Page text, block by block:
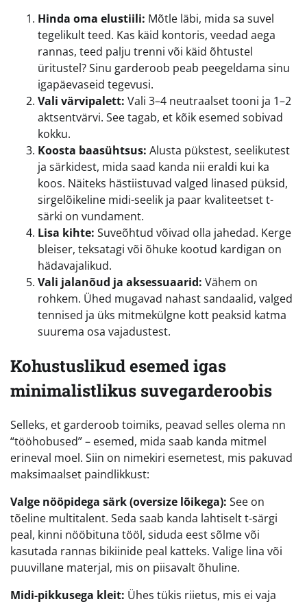
Hinda oma elustiili: Mõtle läbi, mida sa suvel
tegelikult teed. Kas käid kontoris, veedad aega
rannas, teed palju trenni või käid õhtustel
üritustel? Sinu garderoob peab peegeldama sinu
igapäevaseid tegevusi.
Vali värvipalett: Vali 3–4 neutraalset tooni ja 1–2
aktsentvärvi. See tagab, et kõik esemed sobivad
kokku.
Koosta baasühtsus: Alusta pükstest, seelikutest
ja särkidest, mida saad kanda nii eraldi kui ka
koos. Näiteks hästiistuvad valged linased püksid,
sirgelõikeline midi-seelik ja paar kvaliteetset t-
särki on vundament.
Lisa kihte: Suveõhtud võivad olla jahedad. Kerge
bleiser, teksatagi või õhuke kootud kardigan on
hädavajalikud.
Vali jalanõud ja aksessuaarid: Vähem on
rohkem. Ühed mugavad nahast sandaalid, valged
tennised ja üks mitmekülgne kott peaksid katma
suurema osa vajadustest.
Kohustuslikud esemed igas
minimalistlikus suvegarderoobis
Selleks, et garderoob toimiks, peavad selles olema nn
“tööhobused” – esemed, mida saab kanda mitmel
erineval moel. Siin on nimekiri esemetest, mis pakuvad
maksimaalset paindlikkust:
Valge nööpidega särk (oversize lõikega): See on
tõeline multitalent. Seda saab kanda lahtiselt t-särgi
peal, kinni nööbituna tööl, siduda eest sõlme või
kasutada rannas bikiinide peal katteks. Valige lina või
puuvillane materjal, mis on piisavalt õhuline.
Midi-pikkusega kleit: Ühes tükis riietus, mis ei vaja